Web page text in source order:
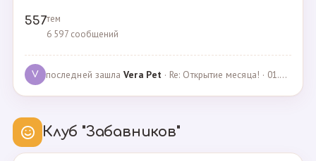
557тем
6 597 сообщений
V последней зашлаVera Pet · Re: Открытие месяца! · 01.04.2021
Клуб "Забавников"